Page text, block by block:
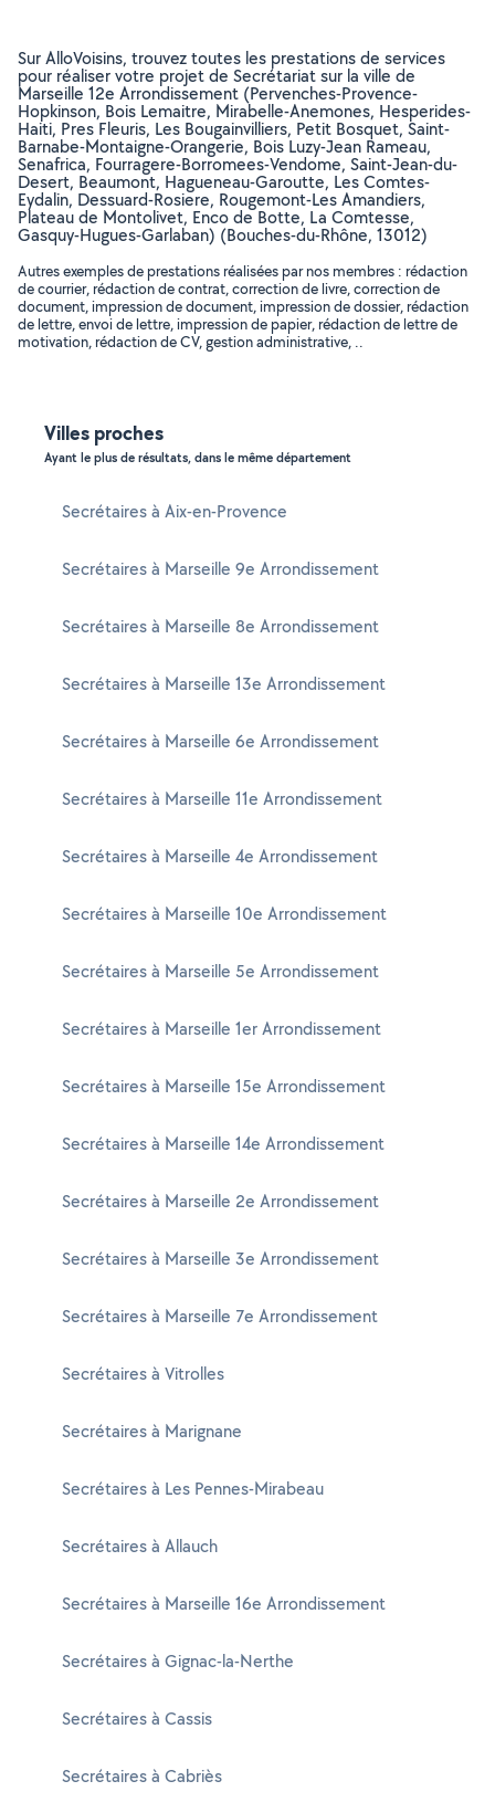
Sur AlloVoisins, trouvez toutes les prestations de services
pour réaliser votre projet de Secrétariat sur la ville de
Marseille 12e Arrondissement (Pervenches-Provence-
Hopkinson, Bois Lemaitre, Mirabelle-Anemones, Hesperides-
Haiti, Pres Fleuris, Les Bougainvilliers, Petit Bosquet, Saint-
Barnabe-Montaigne-Orangerie, Bois Luzy-Jean Rameau,
Senafrica, Fourragere-Borromees-Vendome, Saint-Jean-du-
Desert, Beaumont, Hagueneau-Garoutte, Les Comtes-
Eydalin, Dessuard-Rosiere, Rougemont-Les Amandiers,
Plateau de Montolivet, Enco de Botte, La Comtesse,
Gasquy-Hugues-Garlaban) (Bouches-du-Rhône, 13012)
Autres exemples de prestations réalisées par nos membres : rédaction
de courrier, rédaction de contrat, correction de livre, correction de
document, impression de document, impression de dossier, rédaction
de lettre, envoi de lettre, impression de papier, rédaction de lettre de
motivation, rédaction de CV, gestion administrative, ..
Villes proches
Ayant le plus de résultats, dans le même département
Secrétaires à Aix-en-Provence
Secrétaires à Marseille 9e Arrondissement
Secrétaires à Marseille 8e Arrondissement
Secrétaires à Marseille 13e Arrondissement
Secrétaires à Marseille 6e Arrondissement
Secrétaires à Marseille 11e Arrondissement
Secrétaires à Marseille 4e Arrondissement
Secrétaires à Marseille 10e Arrondissement
Secrétaires à Marseille 5e Arrondissement
Secrétaires à Marseille 1er Arrondissement
Secrétaires à Marseille 15e Arrondissement
Secrétaires à Marseille 14e Arrondissement
Secrétaires à Marseille 2e Arrondissement
Secrétaires à Marseille 3e Arrondissement
Secrétaires à Marseille 7e Arrondissement
Secrétaires à Vitrolles
Secrétaires à Marignane
Secrétaires à Les Pennes-Mirabeau
Secrétaires à Allauch
Secrétaires à Marseille 16e Arrondissement
Secrétaires à Gignac-la-Nerthe
Secrétaires à Cassis
Secrétaires à Cabriès